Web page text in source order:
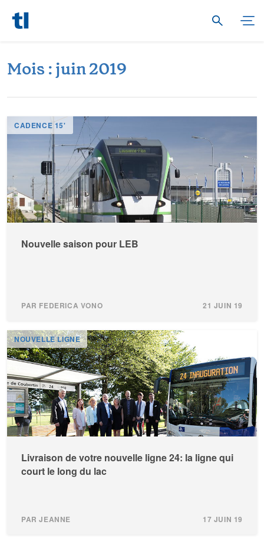
Mois :juin2019
CADENCE 15'
Nouvelle saison pour LEB
PAR FEDERICA VONO 21 JUIN 19
NOUVELLE LIGNE
Livraison de votre nouvelle ligne 24: la ligne qui
court le long du lac
PAR JEANNE 17 JUIN 19